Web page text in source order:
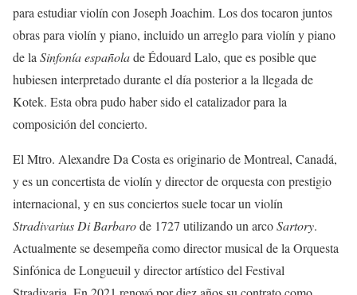
para estudiar violín con Joseph Joachim. Los dos tocaron juntos
obras para violín y piano, incluido un arreglo para violín y piano
de laSinfonía españolade Édouard Lalo, que es posible que
hubiesen interpretado durante el día posterior a la llegada de
Kotek. Esta obra pudo haber sido el catalizador para la
composición del concierto.
El Mtro. Alexandre Da Costa es originario de Montreal, Canadá,
y es un concertista de violín y director de orquesta con prestigio
internacional, y en sus conciertos suele tocar un violín
Stradivarius Di Barbarode 1727 utilizando un arcoSartory.
Actualmente se desempeña como director musical de la Orquesta
Sinfónica de Longueuil y director artístico del Festival